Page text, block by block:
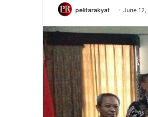
pelitarakyat June 12,